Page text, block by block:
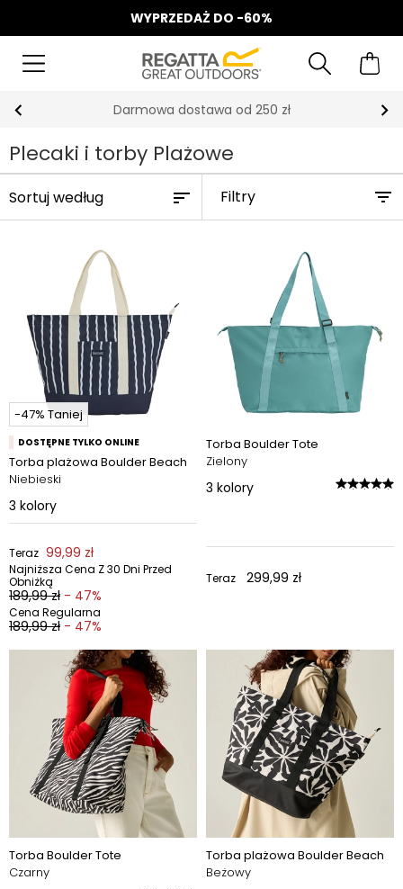
WYPRZEDAŻ DO -60%
Darmowa dostawa od 250 zł
Plecaki i torby Plażowe
Filtry
-47% Taniej
DOSTĘPNE TYLKO ONLINE
Torba plażowa Boulder Beach
Niebieski
3 kolory
Teraz 99,99 zł
Najniższa Cena Z 30 Dni Przed
Obniżką
189,99 zł - 47%
Cena Regularna
189,99 zł - 47%
Torba Boulder Tote
Zielony
3 kolory
Teraz 299,99 zł
Torba Boulder Tote
Czarny
Torba plażowa Boulder Beach
Beżowy